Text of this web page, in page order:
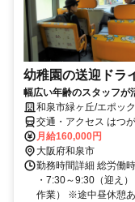
幼稚園の送迎ドラ
幅広い年齢のスタッフ
和泉市緑ヶ丘/エポッ
交通・アクセス はつ
月給160,000円
大阪府和泉市
勤務時間詳細 総労働
・7:30～9:30（迎え
作業） ※途中昼休憩